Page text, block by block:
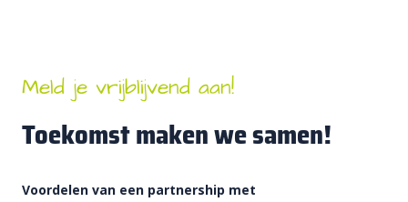
Meld je vrijblijvend aan!
Toekomst maken we samen!
Voordelen van een partnership met